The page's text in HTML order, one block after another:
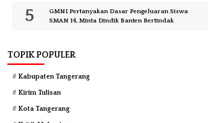
GMNI Pertanyakan Dasar Pengeluaran Siswa
SMAN 14, Minta Dindik Banten Bertindak
TOPIK POPULER
Kabupaten Tangerang
Kirim Tulisan
Kota Tangerang